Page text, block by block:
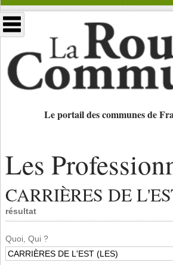
Le portail des communes de
Les
CARRIÈRES DE
résultat
Quoi, Qui ?